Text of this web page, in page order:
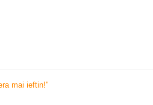
mai ieftin!"